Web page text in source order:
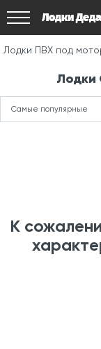
Лодки
Лодки ПВХ под
Лодки
Самые популярные
К